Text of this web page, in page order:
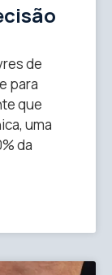
de
para
que
uma
da